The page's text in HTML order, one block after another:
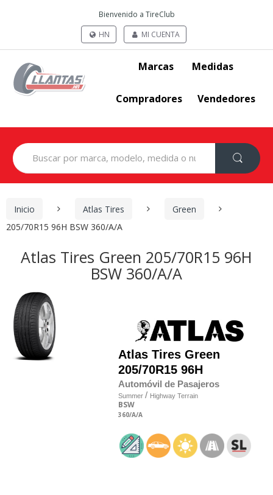
Bienvenido a TireClub
HN
MI CUENTA
Marcas Medidas
Compradores Vendedores
Search
for:
Inicio Atlas Tires
Green
205/70R15 96H BSW 360/A/A
Atlas Tires Green 205/70R15 96H
BSW 360/A/A
Atlas Tires Green
205/70R15 96H
Automóvil de Pasajeros
Summer / Highway Terrain
BSW
360/A/A